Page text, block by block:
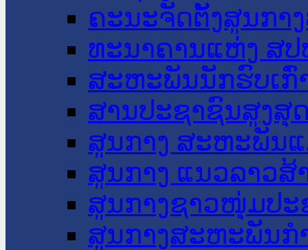
ຄະນະຈັດຕັ້ງສູນກາ
ທະນາຄານແຫ່ງ ສປ
ສະຫະພັນນັກຮົບເກົ່
ສານປະຊາຊົນສູງສຸ
ສູນກາງ ສະຫະພັນ
ສູນກາງ ແນວລາວສ້
ສູນກາງຊາວໜຸ່ມປະ
ສູນກາງສະຫະພັນກ